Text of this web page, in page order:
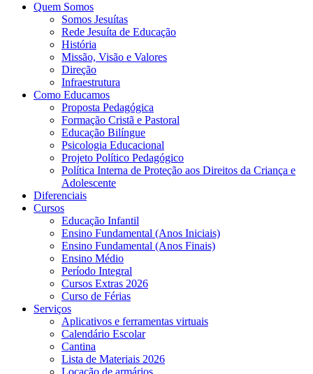
Quem Somos
Somos Jesuítas
Rede Jesuíta de Educação
História
Missão, Visão e Valores
Direção
Infraestrutura
Como Educamos
Proposta Pedagógica
Formação Cristã e Pastoral
Educação Bilíngue
Psicologia Educacional
Projeto Político Pedagógico
Política Interna de Proteção aos Direitos da Criança e
Adolescente
Diferenciais
Cursos
Educação Infantil
Ensino Fundamental (Anos Iniciais)
Ensino Fundamental (Anos Finais)
Ensino Médio
Período Integral
Cursos Extras 2026
Curso de Férias
Serviços
Aplicativos e ferramentas virtuais
Calendário Escolar
Cantina
Lista de Materiais 2026